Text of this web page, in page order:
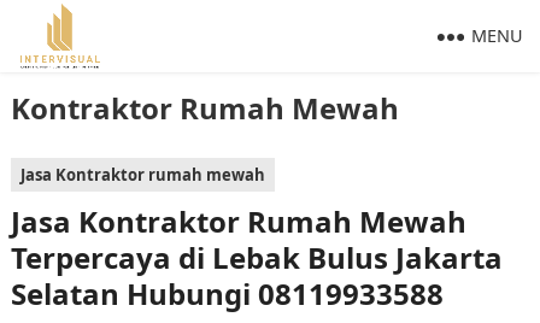
Kontraktor Rumah Mewah
MENU
Jasa Kontraktor rumah mewah
Jasa Kontraktor Rumah Mewah
Terpercaya di Lebak Bulus Jakarta
Selatan Hubungi 08119933588